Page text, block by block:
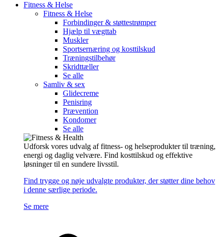
Fitness & Helse
Fitness & Helse
Forbindinger & støttestrømper
Hjælp til vægttab
Muskler
Sportsernæring og kosttilskud
Træningstilbehør
Skridttæller
Se alle
Samliv & sex
Glidecreme
Penisring
Prævention
Kondomer
Se alle
Udforsk vores udvalg af fitness- og helseprodukter til træning,
energi og daglig velvære. Find kosttilskud og effektive
løsninger til en sundere livsstil.
Find trygge og nøje udvalgte produkter, der støtter dine behov
i denne særlige periode.
Se mere